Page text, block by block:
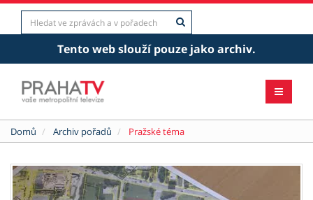
Tento web slouží pouze jako archiv.
Domů Archiv pořadů Pražské téma